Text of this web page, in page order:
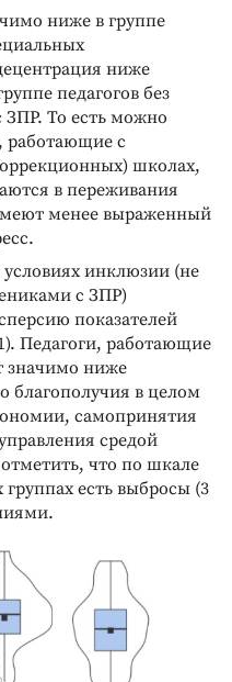
ниже в группе
ниже
педагогов без
То есть можно
работающие с
школах,
в переживания
менее выраженный
инклюзии (не
с ЗПР)
показателей
Педагоги, работающие
значимо ниже
благополучия в целом
самопринятия
средой
что по шкале
есть выбросы (3